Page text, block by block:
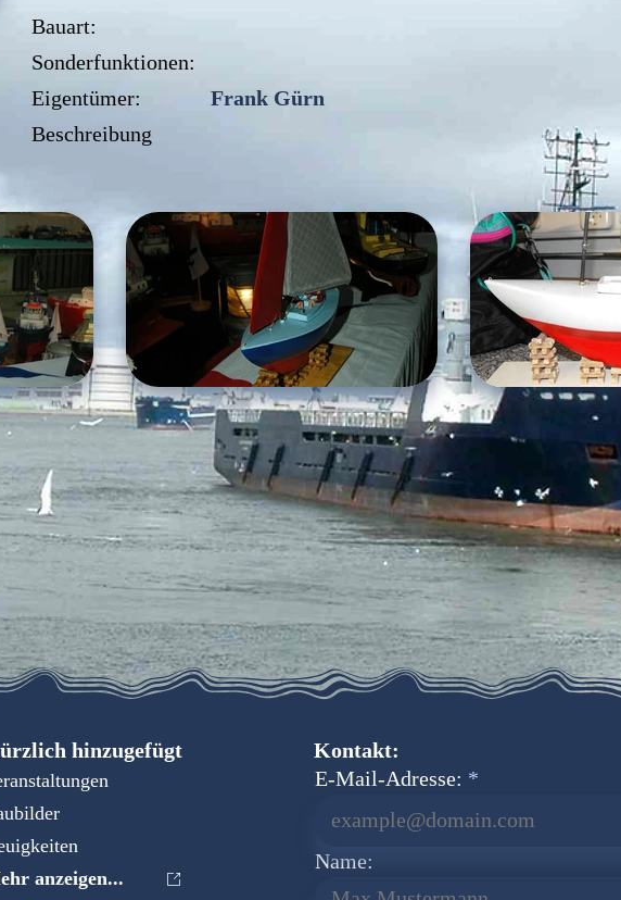
Bauart:
Sonderfunktionen:
Eigentümer:
Frank Gürn
Beschreibung
hinzugefügt
anzeigen...
Kontakt:
Name:
E-Mail-Adresse: